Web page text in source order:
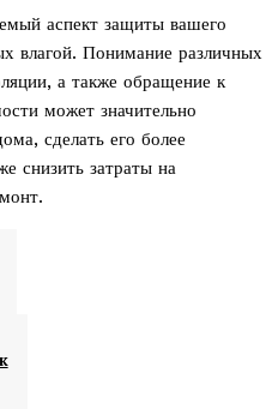
аспект защиты вашего
влагой. Понимание различных
а также обращение к
может значительно
сделать его более
снизить затраты на